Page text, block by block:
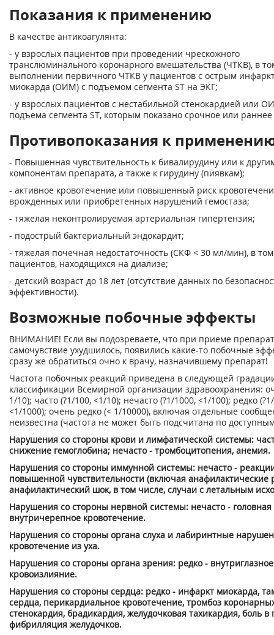
Показания к применению
В качестве антикоагулянта:
- у взрослых пациентов при проведении чрескожного
транслюминального коронарного вмешательства (ЧТКВ), в
выполнении первичного ЧТКВ у пациентов с острым
миокарда (ОИМ) с подъемом сегмента ST на ЭКГ;
- у взрослых пациентов с нестабильной стенокардией или
подъема сегмента ST, которым показано срочное или
Противопоказания к
- Повышенная чувствительность к бивалирудину или к
компонентам препарата, а также к гирудину (пиявкам);
- активное кровотечение или повышенный риск
врожденных или приобретенных нарушений гемостаза;
- тяжелая неконтролируемая артериальная гипертензия;
- подострый бактериальный эндокардит;
- тяжелая почечная недостаточность (СКФ < 30 мл/мин), в
пациентов, находящихся на диализе;
- детский возраст до 18 лет (отсутствие данных по
эффективности).
Возможные побочные эффекты
ВНИМАНИЕ! Если вы подозреваете, что при приеме
самочувствие ухудшилось, появились какие-то побочные
сразу же обратиться очно к врачу, назначившему препарат!
Частота побочных реакций приведена в следующей
классификации Всемирной организации здравоохранения:
1/10); часто (?1/100, <1/10); нечасто (?1/1000, <1/100); редко
<1/1000); очень редко (< 1/10000), включая отдельные
неизвестна (частота не может быть подсчитана по
Нарушения со стороны крови и лимфатической системы:
снижение гемоглобина; нечасто - тромбоцитопения, анемия.
Нарушения со стороны иммунной системы: нечасто -
повышенной чувствительности (включая анафилактические
анафилактический шок, в том числе, случаи с летальным
Нарушения со стороны нервной системы: нечасто - головная
внутричерепное кровотечение.
Нарушения со стороны органа слуха и лабиринтные
кровотечение из уха.
Нарушения со стороны органа зрения: редко - внутриглазное
кровоизлияние.
Нарушения со стороны сердца: редко - инфаркт миокарда,
сердца, перикардиальное кровотечение, тромбоз
стенокардия, брадикардия, желудочковая тахикардия, боль в
фибрилляция желудочков.